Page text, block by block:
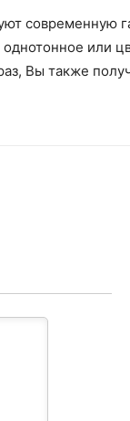
современную
однотонное или
Вы также